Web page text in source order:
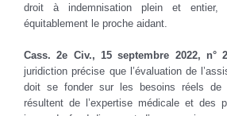
droit à indemnisation plein et entier,
équitablement le proche aidant.
Cass. 2e Civ., 15 septembre 2022, n°
juridiction précise que l’évaluation de
doit se fonder sur les besoins réels de
résultent de l’expertise médicale et des